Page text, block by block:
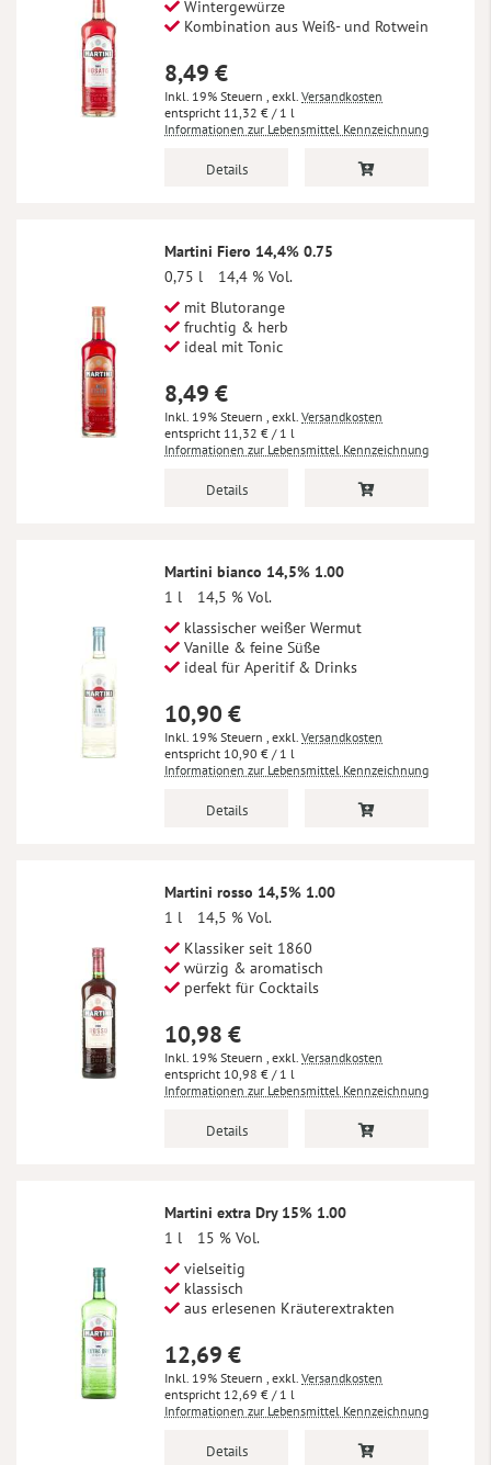
Wintergewürze
Kombination aus Weiß- und Rotwein
8,49 €
Inkl. 19% Steuern , exkl. Versandkosten
11,32 € / 1 l
Informationen zur Lebensmittel Kennzeichnung
Details
Martini Fiero 14,4% 0.75
0,75 l
14,4 % Vol.
mit Blutorange
fruchtig & herb
ideal mit Tonic
8,49 €
Inkl. 19% Steuern , exkl. Versandkosten
11,32 € / 1 l
Informationen zur Lebensmittel Kennzeichnung
Details
Martini bianco 14,5% 1.00
1 l
14,5 % Vol.
klassischer weißer Wermut
Vanille & feine Süße
ideal für Aperitif & Drinks
10,90 €
Inkl. 19% Steuern , exkl. Versandkosten
10,90 € / 1 l
Informationen zur Lebensmittel Kennzeichnung
Details
Martini rosso 14,5% 1.00
1 l
14,5 % Vol.
Klassiker seit 1860
würzig & aromatisch
perfekt für Cocktails
10,98 €
Inkl. 19% Steuern , exkl. Versandkosten
10,98 € / 1 l
Informationen zur Lebensmittel Kennzeichnung
Details
Martini extra Dry 15% 1.00
1 l
15 % Vol.
vielseitig
klassisch
aus erlesenen Kräuterextrakten
12,69 €
Inkl. 19% Steuern , exkl. Versandkosten
12,69 € / 1 l
Informationen zur Lebensmittel Kennzeichnung
Details